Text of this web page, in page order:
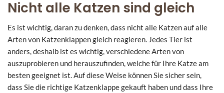
Nicht alle Katzen sind gleich
Es ist wichtig, daran zu denken, dass nicht alle Katzen auf alle
Arten von Katzenklappen gleich reagieren. Jedes Tier ist
anders, deshalb ist es wichtig, verschiedene Arten von
auszuprobieren und herauszufinden, welche für Ihre Katze am
besten geeignet ist. Auf diese Weise können Sie sicher sein,
dass Sie die richtige Katzenklappe gekauft haben und dass Ihre